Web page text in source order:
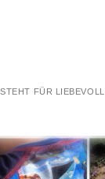
FÜR